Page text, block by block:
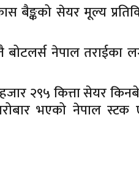
बैङ्कको सेयर मूल्य
नेपाल तराईका
२९५ कित्ता सेयर
भएको नेपाल